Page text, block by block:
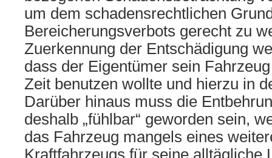
um dem schadensrechtlichen
Bereicherungsverbots gerecht zu
Zuerkennung der Entschädigung
dass der Eigentümer sein
Zeit benutzen wollte und hierzu in
Darüber hinaus muss die
deshalb „fühlbar“ geworden sein,
das Fahrzeug mangels eines
Kraftfahrzeugs für seine alltägliche